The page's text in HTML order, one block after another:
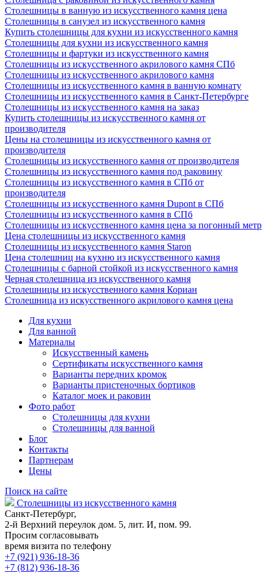
Столешницы в ванную из искусственного камня цена
Столешницы в санузел из искусственного камня
Купить столешницы для кухни из искусственного камня
Столешницы для кухни из искусственного камня
Столешницы и фартуки из искусственного камня
Столешницы из искусственного акрилового камня СПб
Столешницы из искусственного акрилового камня
Столешницы из искусственного камня в ванную комнату
Столешницы из искусственного камня в Санкт-Петербурге
Столешницы из искусственного камня на заказ
Купить столешницы из искусственного камня от
производителя
Цены на столешницы из искусственного камня от
производителя
Столешницы из искусственного камня от производителя
Столешницы из искусственного камня под раковину
Столешницы из искусственного камня в СПб от
производителя
Столешницы из искусственного камня Dupont в СПб
Столешницы из искусственного камня в СПб
Столешницы из искусственного камня цена за погонный метр
Цена столешницы из искусственного камня
Столешницы из искусственного камня Staron
Цена столешниц на кухню из искусственного камня
Столешницы с барной стойкой из искусственного камня
Черная столешница из искусственного камня
Столешницы из искусственного камня Кориан
Столешница из искусственного акрилового камня цена
Для кухни
Для ванной
Материалы
Искусственный камень
Сертификаты искусственного камня
Варианты передних кромок
Варианты пристеночных бортиков
Каталог моек и раковин
Фото работ
Столешницы для кухни
Столешницы для ванной
Блог
Контакты
Партнерам
Цены
Поиск на сайте
Столешницы из искусственного камня
Санкт-Петербург,
2-й Верхний переулок дом. 5, лит. И, пом. 99.
Просим согласовывать
время визита по телефону
+7 (921) 936-18-36
+7 (812) 936-18-36